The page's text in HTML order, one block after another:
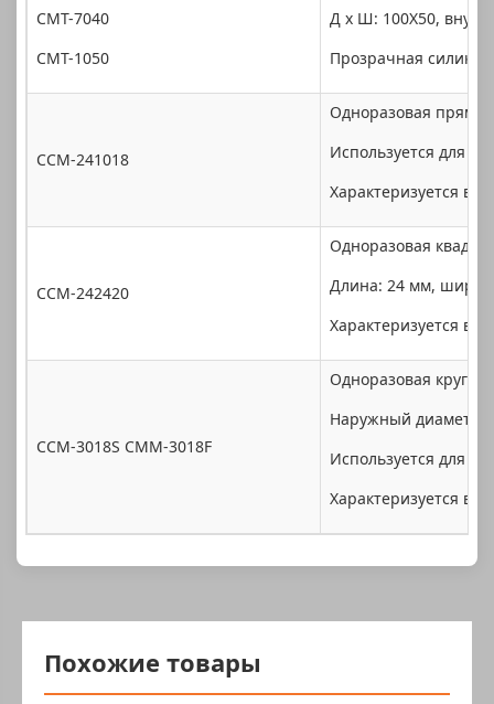
CMT-7040
CMT-1050
Д x Ш: 100X50,
Прозрачная
CCM-241018
Одноразовая
Используется для
Характеризуется
CCM-242420
Одноразовая
Длина: 24 мм,
Характеризуется
CCM-3018S CMM-3018F
Одноразовая
Наружный диаметр
Используется для
Характеризуется
Похожие товары